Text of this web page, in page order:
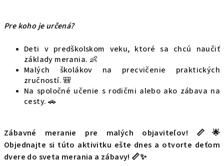
Pre koho je určená?
Deti v predškolskom veku, ktoré sa chcú naučiť
základy merania. 👶
Malých školákov na precvičenie praktických
zručností. 🎒
Na spoločné učenie s rodičmi alebo ako zábava na
cesty. 🚗
Zábavné meranie pre malých objaviteľov! 📏🌟
Objednajte si túto aktivitku ešte dnes a otvorte deťom
dvere do sveta merania a zábavy! 📏✨